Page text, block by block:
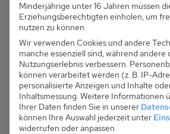
Suchen
D 046.080W -
Inselstraße
Minderjährige unter 16 Jahren müssen
Erziehungsberechtigten einholen, um
nutzen zu können.
Wir verwenden Cookies und andere
manche essenziell sind, während andere
Nutzungserlebnis verbessern.
können verarbeitet werden (z. B. IP-
personalisierte Anzeigen und Inhalte
Inhaltsmessung. Weitere Informationen
Ihrer Daten finden Sie in unserer
können Ihre Auswahl jederzeit unter
widerrufen oder anpassen.